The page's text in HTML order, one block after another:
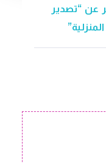
عن “تصدير